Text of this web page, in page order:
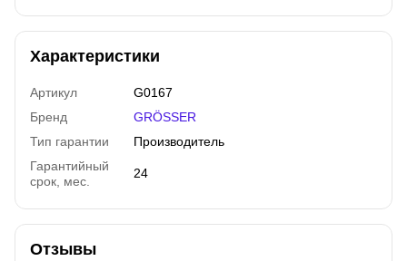
Характеристики
Артикул
G0167
Бренд
GRÖSSER
Тип гарантии
Производитель
Гарантийный
срок, мес.
24
Отзывы